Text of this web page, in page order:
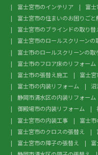
富士宮市のインテリア
富
富士宮市の住まいのお困りごと
富士宮市のブラインドの取り替
富士宮市のロールスクリーンの
富士市のロールスクリーンの取
富士市のフロア床のリフォーム
富士市の張替え施工
富士
富士市の内装リフォーム
沼
静岡市清水区の内装リフォーム
御殿場市の内装リフォーム
富士宮市の内装工事
富士
富士宮市のクロスの張替え
富士宮市の障子の張替え